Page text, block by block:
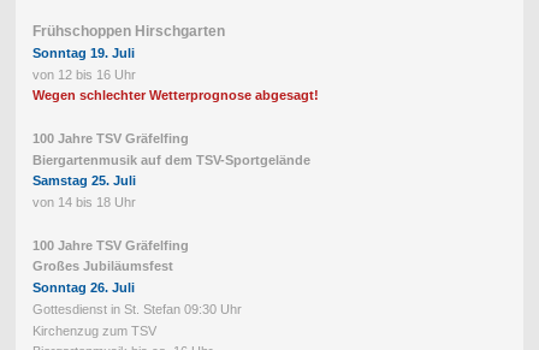
Frühschoppen Hirschgarten
Sonntag 19. Juli
von 12 bis 16 Uhr
Wegen schlechter Wetterprognose abgesagt!
100 Jahre TSV Gräfelfing
Biergartenmusik auf dem TSV-Sportgelände
Samstag 25. Juli
von 14 bis 18 Uhr
100 Jahre TSV Gräfelfing
Großes Jubiläumsfest
Sonntag 26. Juli
Gottesdienst in St. Stefan 09:30 Uhr
Kirchenzug zum TSV